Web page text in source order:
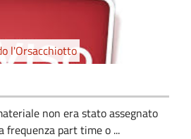
l'Orsacchiotto
non era stato assegnato
frequenza part time o ...